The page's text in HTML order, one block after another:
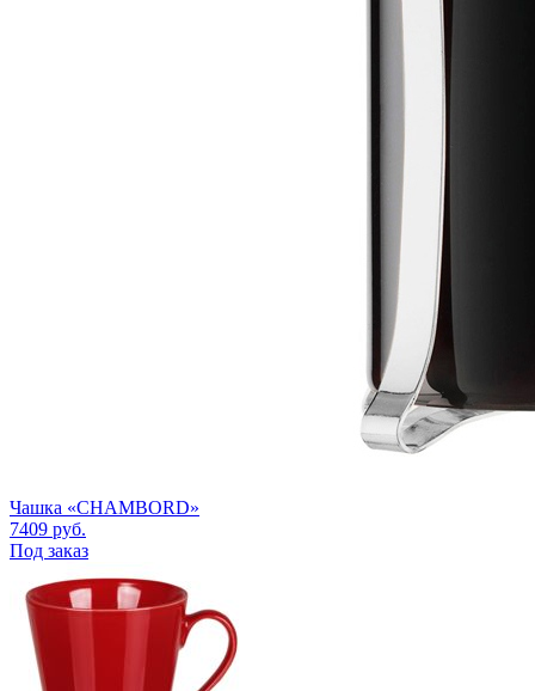
Чашка «CHAMBORD»
7409 руб.
Под заказ